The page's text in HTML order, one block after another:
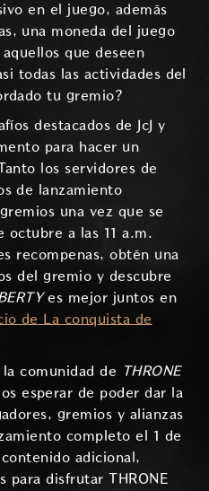
en el juego, además
una moneda del juego
que deseen
todas las actividades del
tu gremio?
destacados de JcJ y
para hacer un
los servidores de
de lanzamiento
una vez que se
octubre a las 11 a.m.
recompenas, obtén una
del gremio y descubre
es mejor juntos en
de La conquista de
comunidad de THRONE
esperar de poder dar la
gremios y alianzas
completo el 1 de
adicional,
para disfrutar THRONE